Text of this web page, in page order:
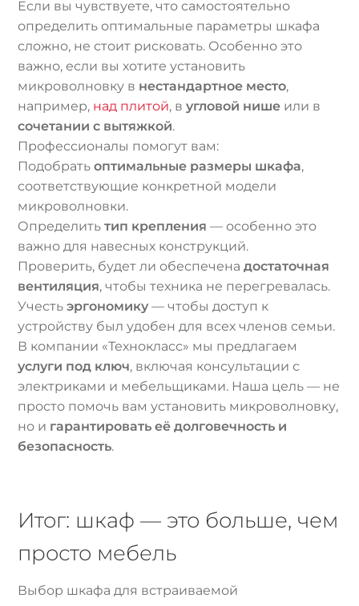
Если вы чувствуете, что самостоятельно
определить оптимальные параметры шкафа
сложно, не стоит рисковать. Особенно это
важно, если вы хотите установить
микроволновку в нестандартное место,
например, над плитой, вугловой нише или в
сочетании с вытяжкой.
Профессионалы помогут вам:
Подобратьоптимальные размеры шкафа,
соответствующие конкретной модели
микроволновки.
Определитьтип крепления — особенно это
важно для навесных конструкций.
Проверить, будет ли обеспеченадостаточная
вентиляция, чтобы техника не перегревалась.
Учестьэргономику — чтобы доступ к
устройству был удобен для всех членов семьи.
В компании «Технокласс» мы предлагаем
услуги под ключ, включая консультации с
электриками и мебельщиками. Наша цель — не
просто помочь вам установить микроволновку,
но и гарантировать её долговечность и
безопасность.
Итог: шкаф — это больше, чем
просто мебель
Выбор шкафа для встраиваемой